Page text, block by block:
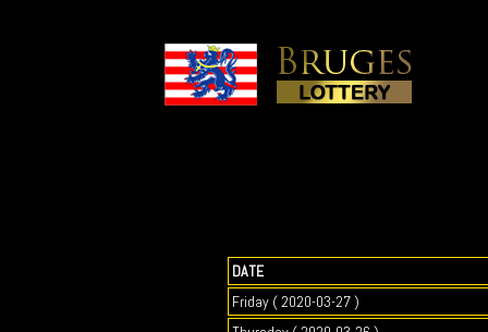
DATE
Friday ( 2020-03-27 )